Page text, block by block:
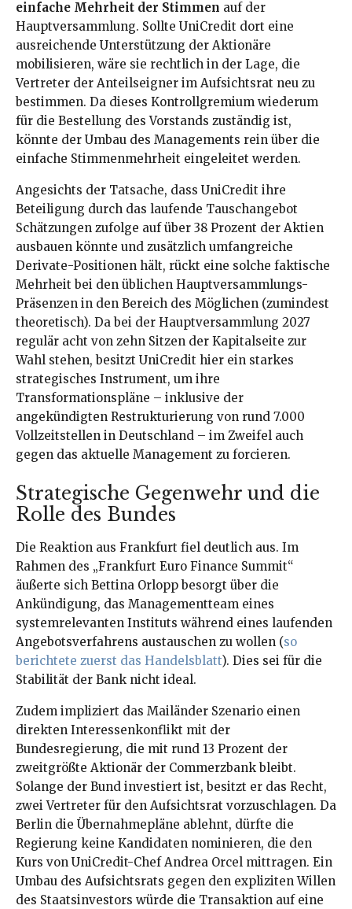
einfache Mehrheit der Stimmen auf der
Hauptversammlung. Sollte UniCredit dort eine
ausreichende Unterstützung der Aktionäre
mobilisieren, wäre sie rechtlich in der Lage, die
Vertreter der Anteilseigner im Aufsichtsrat neu zu
bestimmen. Da dieses Kontrollgremium wiederum
für die Bestellung des Vorstands zuständig ist,
könnte der Umbau des Managements rein über die
einfache Stimmenmehrheit eingeleitet werden.
Angesichts der Tatsache, dass UniCredit ihre
Beteiligung durch das laufende Tauschangebot
Schätzungen zufolge auf über 38 Prozent der Aktien
ausbauen könnte und zusätzlich umfangreiche
Derivate-Positionen hält, rückt eine solche faktische
Mehrheit bei den üblichen Hauptversammlungs-
Präsenzen in den Bereich des Möglichen (zumindest
theoretisch). Da bei der Hauptversammlung 2027
regulär acht von zehn Sitzen der Kapitalseite zur
Wahl stehen, besitzt UniCredit hier ein starkes
strategisches Instrument, um ihre
Transformationspläne – inklusive der
angekündigten Restrukturierung von rund 7.000
Vollzeitstellen in Deutschland – im Zweifel auch
gegen das aktuelle Management zu forcieren.
Strategische Gegenwehr und die
Rolle des Bundes
Die Reaktion aus Frankfurt fiel deutlich aus. Im
Rahmen des „Frankfurt Euro Finance Summit“
äußerte sich Bettina Orlopp besorgt über die
Ankündigung, das Managementteam eines
systemrelevanten Instituts während eines laufenden
Angebotsverfahrens austauschen zu wollen (so
berichtete zuerst das Handelsblatt). Dies sei für die
Stabilität der Bank nicht ideal.
Zudem impliziert das Mailänder Szenario einen
direkten Interessenkonflikt mit der
Bundesregierung, die mit rund 13 Prozent der
zweitgrößte Aktionär der Commerzbank bleibt.
Solange der Bund investiert ist, besitzt er das Recht,
zwei Vertreter für den Aufsichtsrat vorzuschlagen. Da
Berlin die Übernahmepläne ablehnt, dürfte die
Regierung keine Kandidaten nominieren, die den
Kurs von UniCredit-Chef Andrea Orcel mittragen. Ein
Umbau des Aufsichtsrats gegen den expliziten Willen
des Staatsinvestors würde die Transaktion auf eine